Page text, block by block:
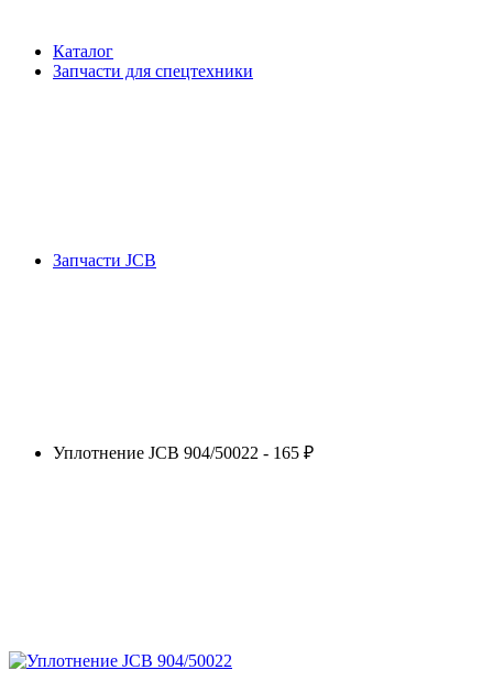
Каталог
Запчасти для спецтехники
Запчасти JCB
Уплотнение JCB 904/50022 - 165 ₽